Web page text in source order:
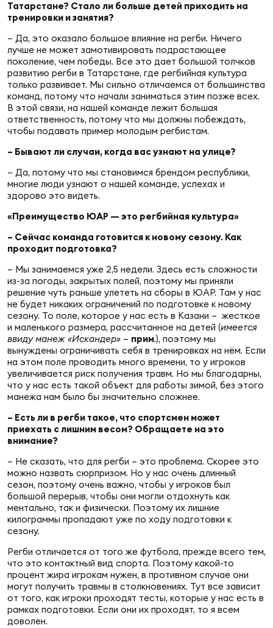
Татарстане? Стало ли больше детей приходить на
тренировки и занятия?
– Да, это оказало большое влияние на регби. Ничего
лучше не может замотивировать подрастающее
поколение, чем победы. Все это дает большой толчков
развитию регби в Татарстане, где регбийная культура
только развивает. Мы сильно отличаемся от большинства
команд, потому что начали заниматься этим позже всех.
В этой связи, на нашей команде лежит большая
ответственность, потому что мы должны побеждать,
чтобы подавать пример молодым регбистам.
– Бывают ли случаи, когда вас узнают на улице?
– Да, потому что мы становимся брендом республики,
многие люди узнают о нашей команде, успехах и
здорово это видеть.
«Преимущество ЮАР — это регбийная культура»
– Сейчас команда готовится к новому сезону. Как
проходит подготовка?
– Мы занимаемся уже 2,5 недели. Здесь есть сложности
из-за погоды, закрытых полей, поэтому мы приняли
решение чуть раньше улететь на сборы в ЮАР. Там у нас
не будет никаких ограничений по подготовке к новому
сезону. То поле, которое у нас есть в Казани – жесткое
и маленького размера, рассчитанное на детей (имеется
ввиду манеж «Искандер» – прим.), поэтому мы
вынуждены ограничивать себя в тренировках на нём. Если
на этом поле проводить много времени, то у игроков
увеличивается риск получения травм. Но мы благодарны,
что у нас есть такой объект для работы зимой, без этого
манежа нам было бы значительно сложнее.
– Есть ли в регби такое, что спортсмен может
приехать с лишним весом? Обращаете на это
внимание?
– Не сказать, что для регби – это проблема. Скорее это
можно назвать сюрпризом. Но у нас очень длинный
сезон, поэтому очень важно, чтобы у игроков был
большой перерыв, чтобы они могли отдохнуть как
ментально, так и физически. Поэтому их лишние
килограммы пропадают уже по ходу подготовки к
сезону.
Регби отличается от того же футбола, прежде всего тем,
что это контактный вид спорта. Поэтому какой-то
процент жира игрокам нужен, в противном случае они
могут получить травмы в столкновениях. Тут все зависит
от того, как игроки проходят тесты, которые у нас есть в
рамках подготовки. Если они их проходят, то я всем
доволен.